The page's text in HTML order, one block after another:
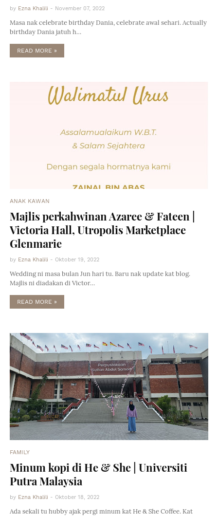
by Ezna Khalili - November 07, 2022
Masa nak celebrate birthday Dania, celebrate awal sehari. Actually
birthday Dania jatuh h…
READ MORE »
ANAK KAWAN
Majlis perkahwinan Azaree & Fateen |
Victoria Hall, Utropolis Marketplace
Glenmarie
by Ezna Khalili - Oktober 19, 2022
Wedding ni masa bulan Jun hari tu. Baru nak update kat blog.
Majlis ni diadakan di Victor…
READ MORE »
FAMILY
Minum kopi di He & She | Universiti
Putra Malaysia
by Ezna Khalili - Oktober 18, 2022
Ada sekali tu hubby ajak pergi minum kat He & She Coffee. Kat